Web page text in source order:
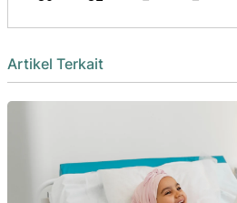
Artikel Terkait